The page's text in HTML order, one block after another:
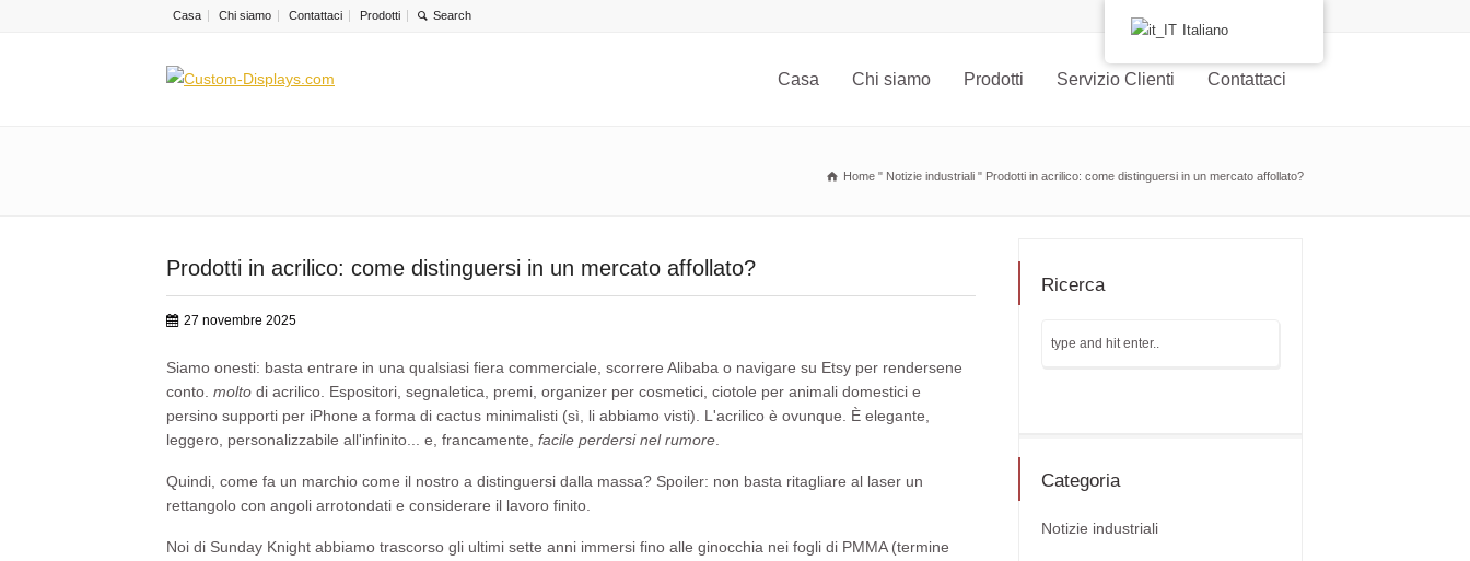
Casa Chi siamo Contattaci Prodotti
Casa Chi siamo Prodotti Servizio Clienti Contattaci
Home " Notizie industriali " Prodotti in acrilico: come distinguersi in un mercato affollato?
Prodotti in acrilico: come distinguersi in un mercato affollato?
27 novembre 2025
Siamo onesti: basta entrare in una qualsiasi fiera commerciale, scorrere Alibaba o navigare su Etsy per rendersene
conto. molto di acrilico. Espositori, segnaletica, premi, organizer per cosmetici, ciotole per animali domestici e
persino supporti per iPhone a forma di cactus minimalisti (sì, li abbiamo visti). L'acrilico è ovunque. È elegante,
leggero, personalizzabile all'infinito... e, francamente, facile perdersi nel rumore
Quindi, come fa un marchio come il nostro a distinguersi dalla massa? Spoiler: non basta ritagliare al laser un
rettangolo con angoli arrotondati e considerare il lavoro finito.
Noi di Sunday Knight abbiamo trascorso gli ultimi sette anni immersi fino alle ginocchia nei fogli di PMMA (termine
Ricerca
Categoria
Notizie industriali
Italiano